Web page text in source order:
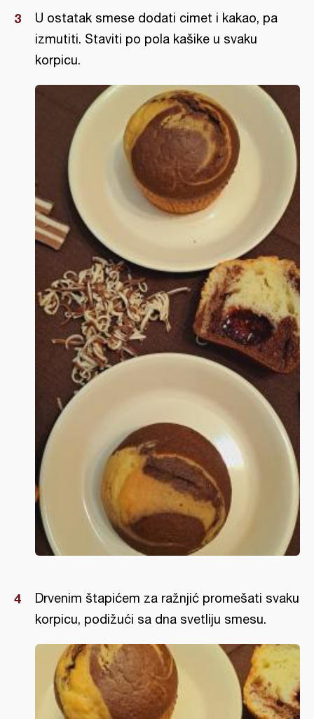
U ostatak smese dodati cimet i kakao, pa
izmutiti. Staviti po pola kašike u svaku
korpicu.
Drvenim štapićem za ražnjić promešati svaku
korpicu, podižući sa dna svetliju smesu.